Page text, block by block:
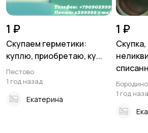
1 ₽
Скупаем герметики:
куплю, приобретаю, ку...
Пестово
1 год назад
Екатерина
1 ₽
Бородино
1 год